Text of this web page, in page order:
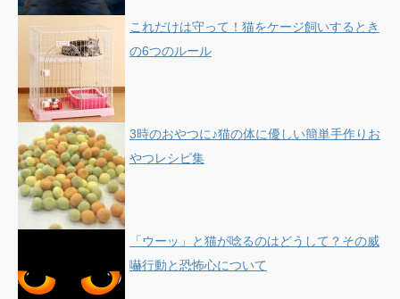
これだけは守って！猫をケージ飼いするとき
の6つのルール
3時のおやつに♪猫の体に優しい簡単手作りお
やつレシピ集
「ウーッ」と猫が唸るのはどうして？その威
嚇行動と恐怖心について